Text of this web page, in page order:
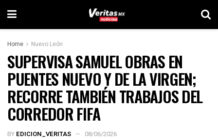
Home Nuevo León
SUPERVISA SAMUEL OBRAS EN
PUENTES NUEVO Y DE LA VIRGEN;
RECORRE TAMBIÉN TRABAJOS DEL
CORREDOR FIFA
BY EDICION_VERITAS 08/06/2026